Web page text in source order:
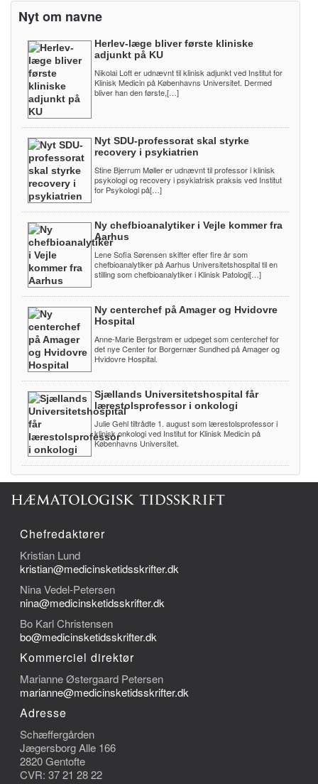
Nyt om navne
Herlev-læge bliver første kliniske
adjunkt på KU
Nikolai Loft er udnævnt til klinisk adjunkt ved Institut for
Klinisk Medicin på Københavns Universitet. Dermed
bliver han den første,[…]
Nyt SDU-professorat skal styrke
recovery i psykiatrien
Stine Bjerrum Møller er udnævnt til professor i klinisk
psykologi og recovery i psykiatrisk praksis ved Institut
for Psykologi på[…]
Ny chefbioanalytiker i Vejle kommer fra
Aarhus
Lene Sofia Sørensen skifter efter fire år som
chefbioanalytiker på Aarhus Universitetshospital til en
stilling som chefbioanalytiker i Klinisk Patologi[…]
Ny centerchef på Amager og Hvidovre
Hospital
Anne-Marie Bergstrøm er udpeget som centerchef for
det nye Center for Borgernær Sundhed på Amager og
Hvidovre Hospital.
Sjællands Universitetshospital får
lærestolsprofessor i onkologi
Julie Gehl tiltrådte 1. august som lærestolsprofessor i
klinisk onkologi ved Institut for Klinisk Medicin på
Københavns Universitet.
Chefredaktører
Kristian Lund
kristian@medicinsketidsskrifter.dk
Nina Vedel-Petersen
nina@medicinsketidsskrifter.dk
Bo Karl Christensen
bo@medicinsketidsskrifter.dk
Kommerciel direktør
Marianne Østergaard Petersen
marianne@medicinsketidsskrifter.dk
Adresse
Schæffergården
Jægersborg Alle 166
2820 Gentofte
CVR: 37 21 28 22